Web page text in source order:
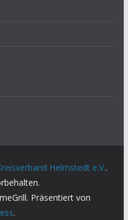
Helmstedt e.V..
Präsentiert von
.